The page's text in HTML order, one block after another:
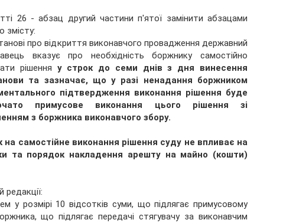
26 - абзац другий частини п'ятої замінити абзацами
змісту:
про відкриття виконавчого провадження державний
вказує про необхідність боржнику самостійно
рішення у строк до семи днів з дня винесення
та зазначає, що у разі ненадання боржником
підтвердження виконання рішення буде
примусове виконання цього рішення зі
з боржника виконавчого збору.
на самостійне виконання рішення суду не впливає на
та порядок накладення арешту на майно (кошти)
редакції:
у розмірі 10 відсотків суми, що підлягає примусовому
що підлягає передачі стягувачу за виконавчим